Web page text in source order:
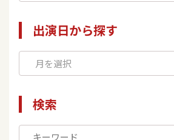
出演日から探す
検索